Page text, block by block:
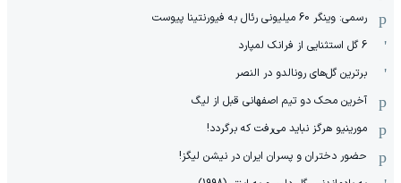
رسمی: وینگر 60 میلیونی رئال به فیورنتینا پیوست
6 گل استثنایی از فرانک لمپارد
برترین گل‌های رونالدو در النصر
آخرین محک دو تیم اصفهانی قبل از لیگ
مورینیو هرگز نباید می‌رفت که برگردد!
حضور دختران و پسران ایران در نیشن لیگز!